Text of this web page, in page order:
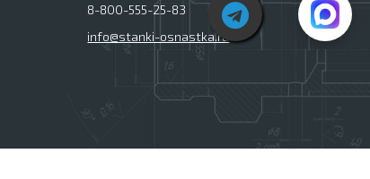
8-800-555-25-83
info@stanki-osnastka.ru